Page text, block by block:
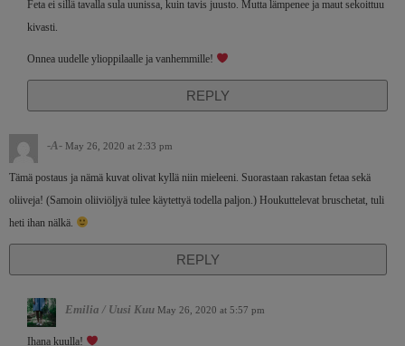
Feta ei sillä tavalla sula uunissa, kuin tavis juusto. Mutta lämpenee ja maut sekoittuu
kivasti.
Onnea uudelle ylioppilaalle ja vanhemmille!
REPLY
-A- May 26, 2020 at 2:33 pm
Tämä postaus ja nämä kuvat olivat kyllä niin mieleeni. Suorastaan rakastan fetaa sekä
oliiveja! (Samoin oliiviöljyä tulee käytettyä todella paljon.) Houkuttelevat bruschetat, tuli
heti ihan nälkä.
REPLY
Emilia / Uusi Kuu May 26, 2020 at 5:57 pm
Ihana kuulla!